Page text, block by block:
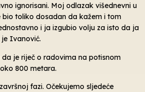
ignorisani. Moj odlazak višednevni u
toliko dosadan da kažem i tom
i ja izgubio volju za isto da ja
Ivanović.
je riječ o radovima na potisnom
800 metara.
fazi. Očekujemo sljedeće